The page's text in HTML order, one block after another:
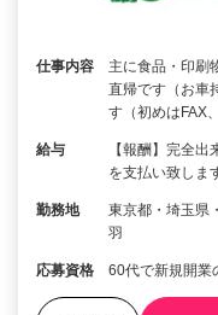
仕事内容
主に食品・印刷
直帰です（お車
す（初めはFAX
給与
【報酬】完全
を支払い致しま
勤務地
東京都・埼玉
羽
応募資格 60代で新規開業